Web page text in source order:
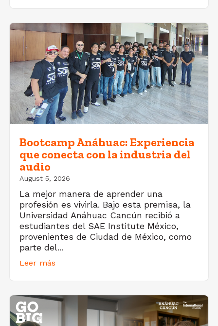
Bootcamp Anáhuac: Experiencia
que conecta con la industria del
audio
August 5, 2026
La mejor manera de aprender una
profesión es vivirla. Bajo esta premisa, la
Universidad Anáhuac Cancún recibió a
estudiantes del SAE Institute México,
provenientes de Ciudad de México, como
parte del...
Leer más